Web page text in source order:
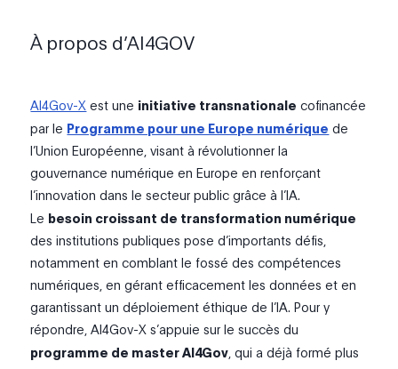
À propos d’AI4GOV
AI4Gov-X est une initiative transnationale cofinancée
par le Programme pour une Europe numérique de
l’Union Européenne, visant à révolutionner la
gouvernance numérique en Europe en renforçant
l’innovation dans le secteur public grâce à l’IA.
Le besoin croissant de transformation numérique
des institutions publiques pose d’importants défis,
notamment en comblant le fossé des compétences
numériques, en gérant efficacement les données et en
garantissant un déploiement éthique de l’IA. Pour y
répondre, AI4Gov-X s’appuie sur le succès du
programme de master AI4Gov, qui a déjà formé plus